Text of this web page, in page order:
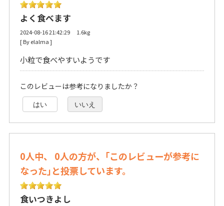
よく食べます
2024-08-16 21:42:29 1.6kg
[ By elalma ]
小粒で食べやすいようです
このレビューは参考になりましたか？
はい いいえ
0人中、 0人の方が、｢このレビューが参考に
なった｣と投票しています。
食いつきよし